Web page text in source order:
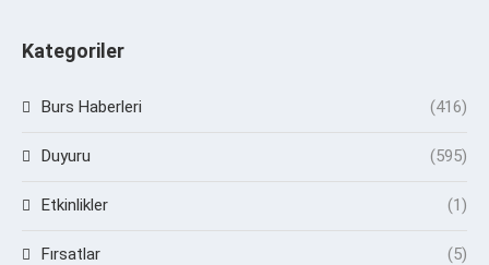
Kategoriler
Burs Haberleri (416)
Duyuru (595)
Etkinlikler (1)
Fırsatlar (5)